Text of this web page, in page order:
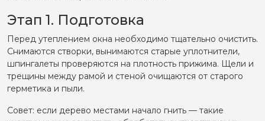
Установка ограничителя открывания
Ремонт пластиковых балконных дверей
Регулировка
Замена фурнитуры
Замена уплотнителя
Замена стеклопакета
Регулировка
Этап 1. Подготовка
Перед утеплением окна необходимо тщательно очистить.
Снимаются створки, вынимаются старые уплотнители,
шпингалеты проверяются на плотность прижима. Щели и
трещины между рамой и стеной очищаются от старого
герметика и пыли.
Совет: если дерево местами начало гнить — такие